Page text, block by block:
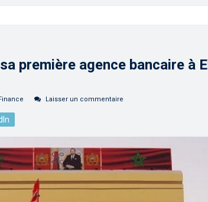
l’Afrique du Sud po
première agence bancaire à El
Laisser un commentaire